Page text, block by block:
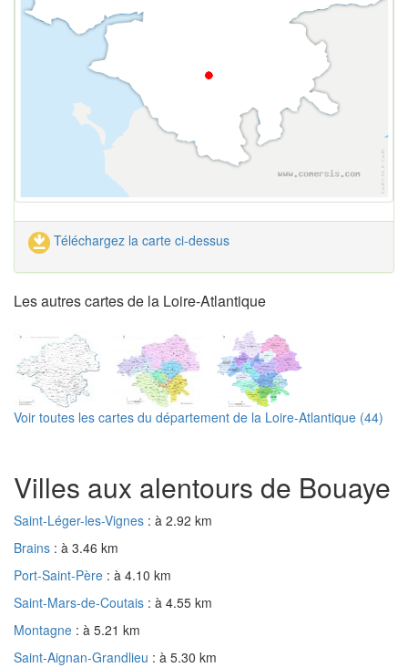
Téléchargez la carte ci-dessus
Les autres cartes de la Loire-Atlantique
Voir toutes les cartes du département de la Loire-Atlantique (44)
Villes aux alentours de Bouaye
Saint-Léger-les-Vignes : à 2.92 km
Brains : à 3.46 km
Port-Saint-Père : à 4.10 km
Saint-Mars-de-Coutais : à 4.55 km
Montagne : à 5.21 km
Saint-Aignan-Grandlieu : à 5.30 km